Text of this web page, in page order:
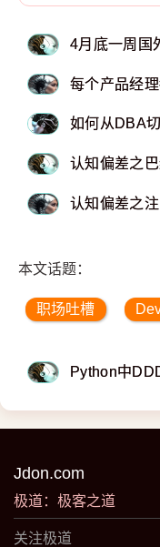
4月底一周国
每个产品经
如何从DBA
认知偏差之
认知偏差之
本文话题：
职场吐槽
Python中
Jdon.com
极道：极客之道
关注极道